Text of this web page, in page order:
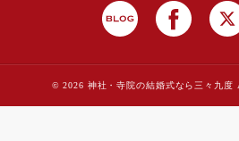
© 2026 神社・寺院の結婚式なら三々九度